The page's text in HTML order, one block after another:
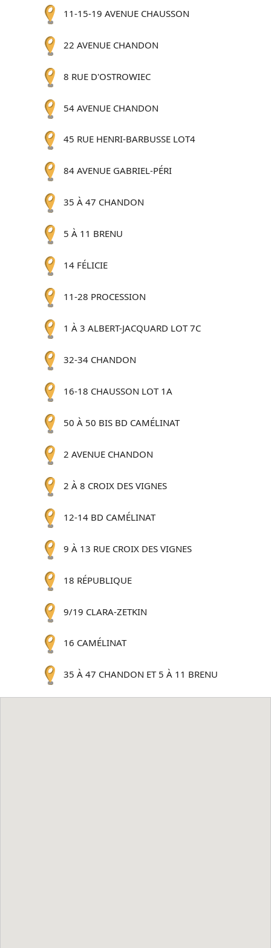
11-15-19 AVENUE CHAUSSON
22 AVENUE CHANDON
8 RUE D'OSTROWIEC
54 AVENUE CHANDON
45 RUE HENRI-BARBUSSE LOT4
84 AVENUE GABRIEL-PÉRI
35 À 47 CHANDON
5 À 11 BRENU
14 FÉLICIE
11-28 PROCESSION
1 À 3 ALBERT-JACQUARD LOT 7C
32-34 CHANDON
16-18 CHAUSSON LOT 1A
50 À 50 BIS BD CAMÉLINAT
2 AVENUE CHANDON
2 À 8 CROIX DES VIGNES
12-14 BD CAMÉLINAT
9 À 13 RUE CROIX DES VIGNES
18 RÉPUBLIQUE
9/19 CLARA-ZETKIN
16 CAMÉLINAT
35 À 47 CHANDON ET 5 À 11 BRENU